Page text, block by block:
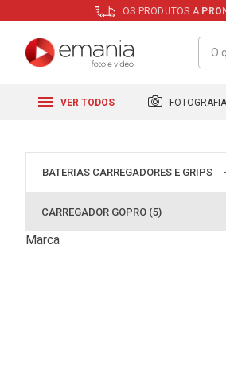
OS PRODUTOS A
VER TODOS FOTOGRAFIA
BATERIAS CARREGADORES E GRIPS
CARREGADOR GOPRO (5)
Marca